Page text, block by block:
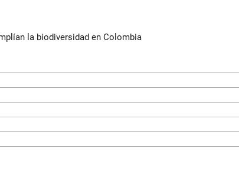
la biodiversidad en Colombia